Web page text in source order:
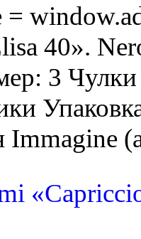
=
40».
3
Immagine